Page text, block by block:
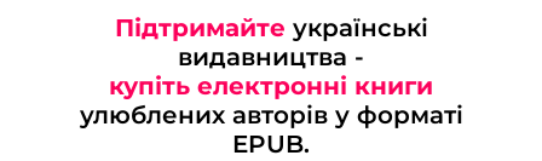
Підтримайте українські
видавництва -
купіть електронні книги
улюблених авторів у форматі
EPUB.